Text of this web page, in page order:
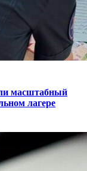
масштабный
лагере